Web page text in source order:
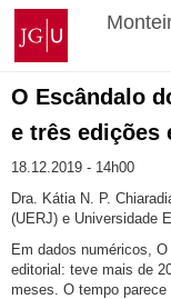
Zum
Inhalt
springen
Johannes
Gutenberg-
Universität
Mainz
O Escândalo
e três edições
18.12.2019 - 14h00
Dra. Kátia N. P.
(UERJ) e Universidade
Em dados numéricos,
editorial: teve mais de
meses. O tempo